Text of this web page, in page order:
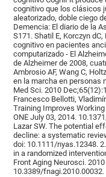
cognitivo que los clásicos
aleatorizado, doble ciego
Demencia: El diario de la
S171. Shatil E, Korczyn
cognitivo en pacientes
computarizado - El
de Alzheimer de 2008,
Ambrosio AF, Wang C,
en la marcha en personas
Med Sci. 2010
Francesco Bellotti,
Training Improves
ONE July 03, 2014.
Lazar SW. The potential
decline: a systematic
doi: 10.1111/nyas.12348.
in a randomized
Front Aging Neurosci.
10.3389/fnagi.2010.00032.